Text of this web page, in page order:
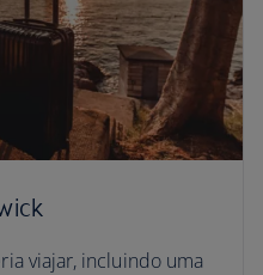
viajar, incluindo uma